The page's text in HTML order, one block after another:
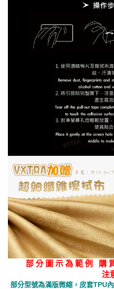
部 分 圖 示 為 範 例 購
注
部分型號為滿版微縮，皮套TPU